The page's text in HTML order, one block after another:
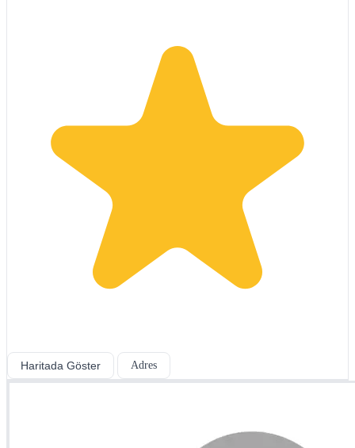
Haritada Göster Adres